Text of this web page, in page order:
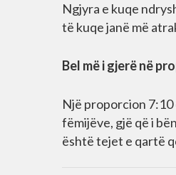
Ngjyra e kuqe
të kuqe janë më
Bel më i gjerë në
Një proporcion 7:10
fëmijëve, gjë që i
është tejet e qartë